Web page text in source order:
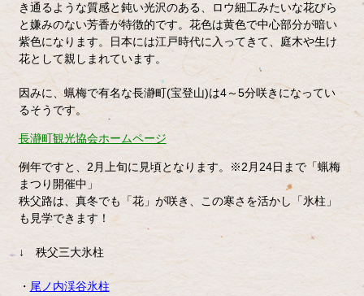
き通るような質感と鈍い光沢のある、ロウ細工みたいな花びら
と嫌みのない芳香が特徴的です。花色は黄色で中心部分が暗い
紫色になります。日本には江戸時代に入ってきて、庭木や生け
花として親しまれています。
因みに、蝋梅で有名な長瀞町(宝登山)は4～5分咲きになってい
るそうです。
長瀞町観光協会ホームページ
例年ですと、2月上旬に見頃となります。※2月24日まで「蝋梅
まつり開催中」
秩父路は、真冬でも「花」が咲き、この寒さを活かし「氷柱」
も見学できます！
↓ 秩父三大氷柱
・ 尾ノ内渓谷氷柱